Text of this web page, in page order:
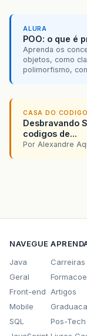
ALURA
POO: o que é
Aprenda os
objetos, como
polimorfismo,
CASA DO CODIGO
Desbravando
codigos de...
Por Alexandre
NAVEGUE
Java
Geral
Front-end
Mobile
SQL
Carreiras
Artigos
Pos-Tech